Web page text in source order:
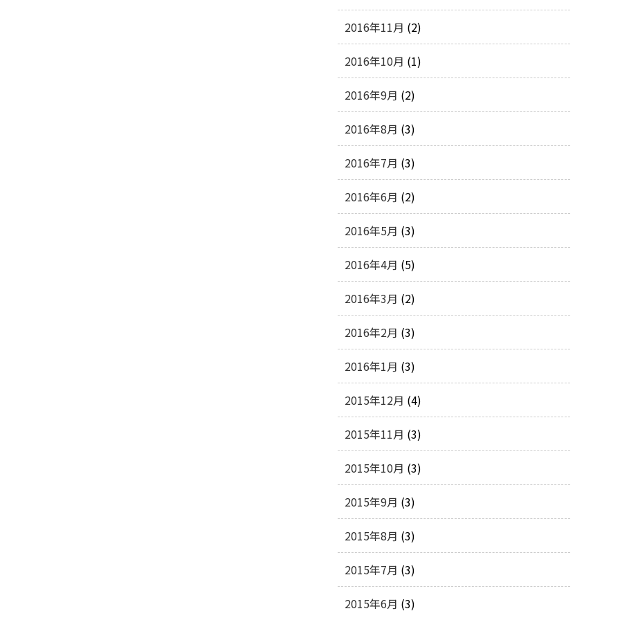
2016年11月 (2)
2016年10月 (1)
2016年9月 (2)
2016年8月 (3)
2016年7月 (3)
2016年6月 (2)
2016年5月 (3)
2016年4月 (5)
2016年3月 (2)
2016年2月 (3)
2016年1月 (3)
2015年12月 (4)
2015年11月 (3)
2015年10月 (3)
2015年9月 (3)
2015年8月 (3)
2015年7月 (3)
2015年6月 (3)